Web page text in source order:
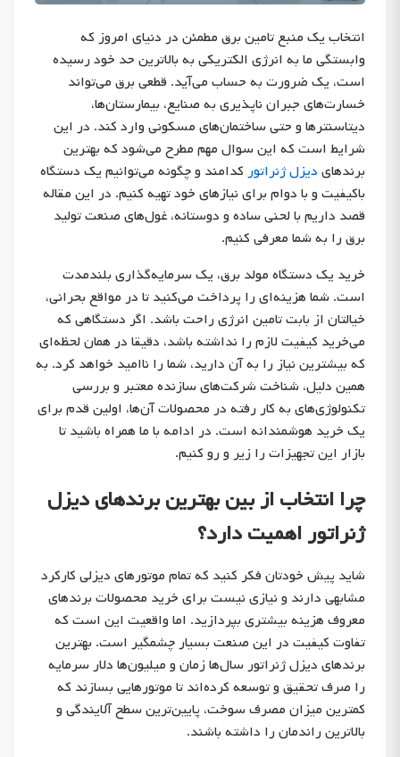
انتخاب یک منبع تامین برق مطمئن در دنیای امروز که
وابستگی ما به انرژی الکتریکی به بالاترین حد خود رسیده
است، یک ضرورت به حساب می‌آید. قطعی برق می‌تواند
خسارت‌های جبران ناپذیری به صنایع، بیمارستان‌ها،
دیتاسنترها و حتی ساختمان‌های مسکونی وارد کند. در این
شرایط است که این سوال مهم مطرح می‌شود که بهترین
برندهای دیزل ژنراتور کدامند و چگونه می‌توانیم یک دستگاه
باکیفیت و با دوام برای نیازهای خود تهیه کنیم. در این مقاله
قصد داریم با لحنی ساده و دوستانه، غول‌های صنعت تولید
برق را به شما معرفی کنیم.
خرید یک دستگاه مولد برق، یک سرمایه‌گذاری بلندمدت
است. شما هزینه‌ای را پرداخت می‌کنید تا در مواقع بحرانی،
خیالتان از بابت تامین انرژی راحت باشد. اگر دستگاهی که
می‌خرید کیفیت لازم را نداشته باشد، دقیقا در همان لحظه‌ای
که بیشترین نیاز را به آن دارید، شما را ناامید خواهد کرد. به
همین دلیل، شناخت شرکت‌های سازنده معتبر و بررسی
تکنولوژی‌های به کار رفته در محصولات آن‌ها، اولین قدم برای
یک خرید هوشمندانه است. در ادامه با ما همراه باشید تا
بازار این تجهیزات را زیر و رو کنیم.
چرا انتخاب از بین بهترین برندهای دیزل
ژنراتور اهمیت دارد؟
شاید پیش خودتان فکر کنید که تمام موتورهای دیزلی کارکرد
مشابهی دارند و نیازی نیست برای خرید محصولات برندهای
معروف هزینه بیشتری بپردازید. اما واقعیت این است که
تفاوت کیفیت در این صنعت بسیار چشمگیر است. بهترین
برندهای دیزل ژنراتور سال‌ها زمان و میلیون‌ها دلار سرمایه
را صرف تحقیق و توسعه کرده‌اند تا موتورهایی بسازند که
کمترین میزان مصرف سوخت، پایین‌ترین سطح آلایندگی و
بالاترین راندمان را داشته باشند.